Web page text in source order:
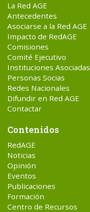
La Red AGE
Antecedentes
Asociarse a la Red AGE
Impacto de RedAGE
Comisiones
Comité Ejecutivo
Instituciones Asociadas
Personas Socias
Redes Nacionales
Difundir en Red AGE
Contactar
Contenidos
RedAGE
Noticias
Opinión
Eventos
Publicaciones
Formación
Centro de Recursos